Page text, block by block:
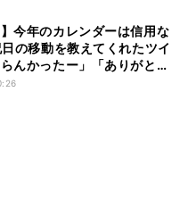
】今年のカレンダーは信用な
の移動を教えてくれたツイ
んかったー」「ありがと
レンダーのナイスな修正方